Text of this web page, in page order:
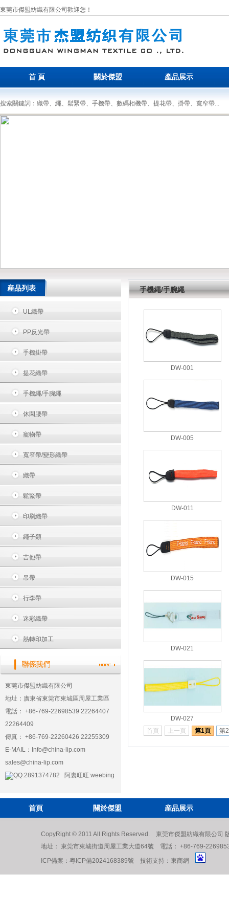
東莞市傑盟紡織有限公司歡迎您！
首 頁 關於傑盟 產品展示
搜索關鍵詞：織帶、繩、鬆緊帶、手機帶、數碼相機帶、提花帶、掛帶、寬窄帶...
産品列表
UL織帶
PP反光帶
手機掛帶
提花織帶
手機繩/手腕繩
休閑腰帶
寵物帶
寬窄帶/變形織帶
織帶
鬆緊帶
印刷織帶
繩子類
吉他帶
吊帶
行李帶
迷彩織帶
熱轉印加工
東莞市傑盟紡織有限公司
地址：廣東省東莞市東城區周屋工業區
電話： +86-769-22698539 22264407
22264409
傳真： +86-769-22260426 22255309
E-MAIL： Info@china-lip.com
sales@china-lip.com
QQ:2891374782 阿裏旺旺:weebing
手機繩/手腕繩
DW-001
DW-005
DW-011
DW-015
DW-021
DW-027
首頁
上一頁 第1頁 第
首頁 關於傑盟 産品展示
CopyRight © 2011 All Rights Reserved. 東莞市傑盟紡織有限公司
地址： 東莞市東城街道周屋工業大道64號 電話： +86-769-
ICP備案： 粵ICP備2024168389號 技術支持： 東商網